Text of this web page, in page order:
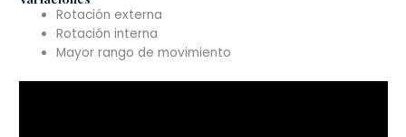
Rotación externa
Rotación interna
Mayor rango de movimiento